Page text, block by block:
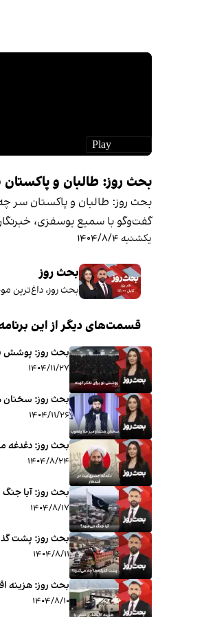
بحث روز: طالبان و
بحث روز: طالبان و پاکستان سر
گفت‌وگو با سمیع یوسفزی،
یکشنبه ۱۴۰۴/۸/۴
بحث روز
بحث روز، داغ‌ترین موضوع
قسمت‌های دیگر از این
بحث روز: پوشش
۱۴۰۴/۱۱/۲۷
بحث روز: سخنان
۱۴۰۴/۱۱/۲۶
بحث روز: دغدغه
۱۴۰۴/۸/۲۴
بحث روز: آیا
۱۴۰۴/۸/۱۷
بحث روز: پشت
۱۴۰۴/۸/۱۱
بحث روز: هزینه
۱۴۰۴/۸/۱۰